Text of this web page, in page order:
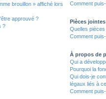
brouillon » affiché lors
approuvé ?
?
Comment
Pièces jointes
Quelles
Comment
À propos de
Qui a
Pourquoi la
Qui dois-je
légaux liés à
Comment